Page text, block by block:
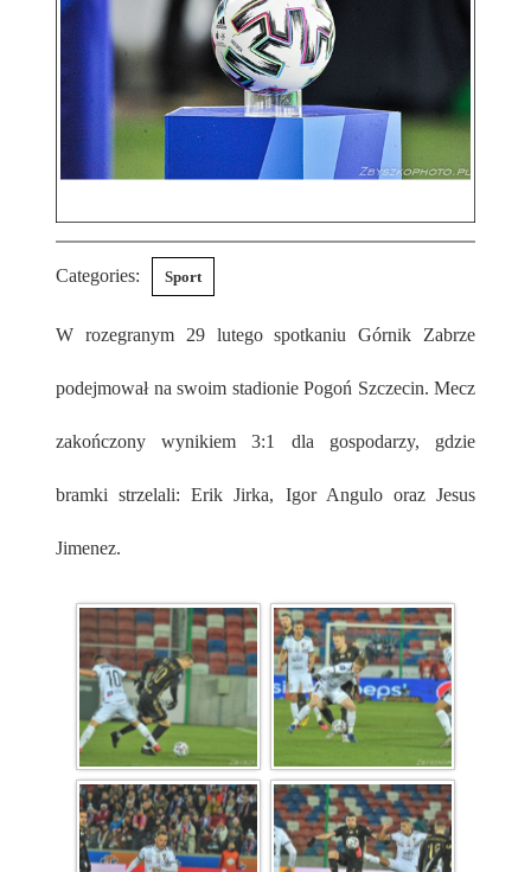
Categories: Sport
W rozegranym 29 lutego spotkaniu Górnik Zabrze
podejmował na swoim stadionie Pogoń Szczecin. Mecz
zakończony wynikiem 3:1 dla gospodarzy, gdzie
bramki strzelali: Erik Jirka, Igor Angulo oraz Jesus
Jimenez.